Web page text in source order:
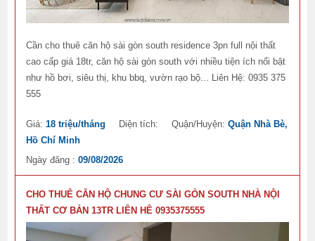
Cần cho thuê căn hộ sài gòn south residence 3pn full nội thất
cao cấp giá 18tr, căn hộ sài gòn south với nhiều tiện ích nổi bật
như hồ bơi, siêu thị, khu bbq, vườn rạo bộ... Liên Hệ: 0935 375
555
Giá:18 triệu/tháng Diện tích: Quận/Huyện:Quận Nhà Bè,
Hồ Chí Minh
Ngày đăng :09/08/2026
CHO THUÊ CĂN HỘ CHUNG CƯ SÀI GÒN SOUTH NHÀ NỘI
THẤT CƠ BẢN 13TR LIÊN HÊ 0935375555